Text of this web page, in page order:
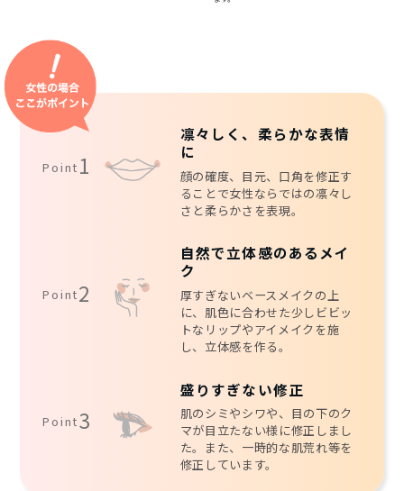
Point 1
凛々しく、柔らかな表情
に
顔の確度、目元、口角を修正す
ることで女性ならではの凛々し
さと柔らかさを表現。
Point2
自然で立体感のあるメイ
ク
厚すぎないベースメイクの上
に、肌色に合わせた少しビビッ
トなリップやアイメイクを施
し、立体感を作る。
Point3
盛りすぎない修正
肌のシミやシワや、目の下のク
マが目立たない様に修正しまし
た。また、一時的な肌荒れ等を
修正しています。